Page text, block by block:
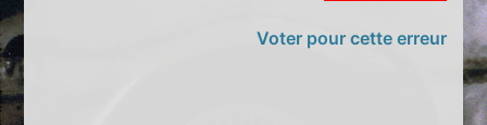
Voter pour cette erreur